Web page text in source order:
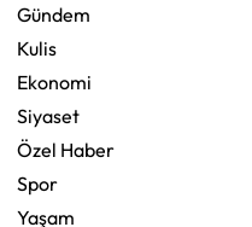
Gündem
Kulis
Ekonomi
Siyaset
Özel Haber
Spor
Yaşam